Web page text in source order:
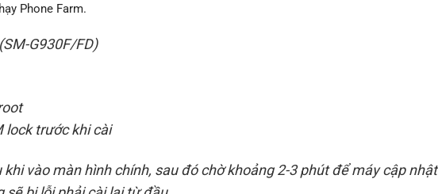
Phone Farm.
G930F/FD)
lock trước khi cài
khi vào màn hình chính, sau đó chờ khoảng 2-3 phút để máy cập nhật